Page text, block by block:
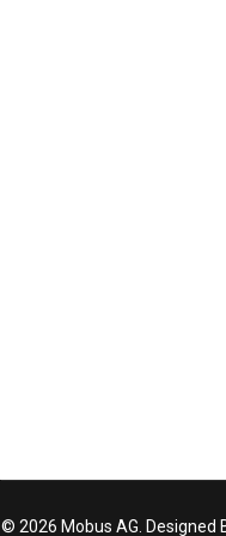
© 2026 Mobus AG. Designed